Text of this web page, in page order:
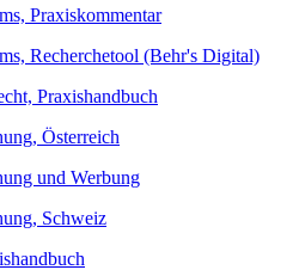
Praxiskommentar
Recherchetool (Behr's Digital)
Praxishandbuch
Österreich
und Werbung
Schweiz